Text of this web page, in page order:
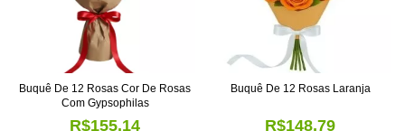
R$155,14
Buquê De 12 Rosas Cor De Rosas
Com Gypsophilas
R$148,79
Buquê De 12 Rosas Laranja